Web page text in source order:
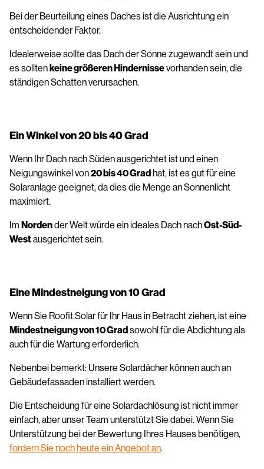
Bei der Beurteilung eines Daches ist die Ausrichtung ein
entscheidender Faktor.
Idealerweise sollte das Dach der Sonne zugewandt sein und
es solltenkeine größeren Hindernissevorhanden sein, die
ständigen Schatten verursachen.
Ein Winkel von 20 bis 40 Grad
Wenn Ihr Dach nach Süden ausgerichtet ist und einen
Neigungswinkel von20 bis 40 Gradhat, ist es gut für eine
Solaranlage geeignet, da dies die Menge an Sonnenlicht
maximiert.
Im Nordender Welt würde ein ideales Dach nachOst-Süd-
Westausgerichtet sein.
Eine Mindestneigung von 10 Grad
Wenn Sie Roofit.Solar für Ihr Haus in Betracht ziehen, ist eine
Mindestneigung von 10 Gradsowohl für die Abdichtung als
auch für die Wartung erforderlich.
Nebenbei bemerkt: Unsere Solardächer können auch an
Gebäudefassaden installiert werden.
Die Entscheidung für eine Solardachlösung ist nicht immer
einfach, aber unser Team unterstützt Sie dabei. Wenn Sie
Unterstützung bei der Bewertung Ihres Hauses benötigen,
fordern Sie noch heute ein Angebot an.